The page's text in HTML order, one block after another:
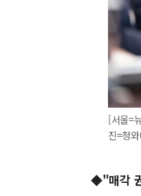
[서울=
진=청
◆"매각